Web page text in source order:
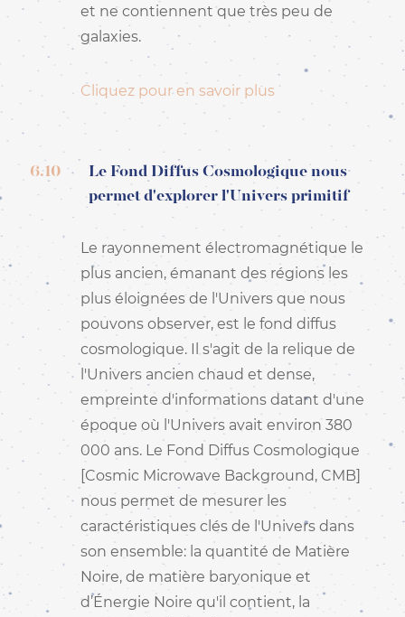
et ne contiennent que très peu de
galaxies.
Cliquez pour en savoir plus
6.10
Le Fond Diffus Cosmologique nous
permet d'explorer l'Univers primitif
Le rayonnement électromagnétique le
plus ancien, émanant des régions les
plus éloignées de l'Univers que nous
pouvons observer, est le fond diffus
cosmologique. Il s'agit de la relique de
l'Univers ancien chaud et dense,
empreinte d'informations datant d'une
époque où l'Univers avait environ 380
000 ans. Le Fond Diffus Cosmologique
[Cosmic Microwave Background, CMB]
nous permet de mesurer les
caractéristiques clés de l'Univers dans
son ensemble: la quantité de Matière
Noire, de matière baryonique et
d’Énergie Noire qu'il contient, la